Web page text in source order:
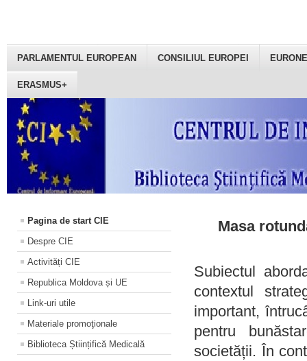
PARLAMENTUL EUROPEAN CONSILIUL EUROPEI
ERASMUS+
Pagina de start CIE
Despre CIE
Activități CIE
Republica Moldova și UE
Link-uri utile
Materiale promoţionale
Biblioteca Științifică Medicală
Masa
Subiectul
contextul
important,
pentru
societății. În